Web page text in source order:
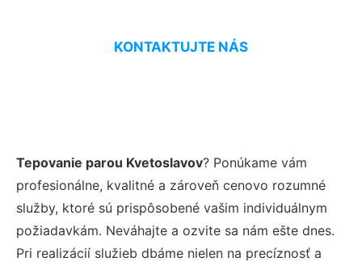
KONTAKTUJTE NÁS
Tepovanie parou Kvetoslavov? Ponúkame vám
profesionálne, kvalitné a zároveň cenovo rozumné
služby, ktoré sú prispôsobené vašim individuálnym
požiadavkám. Neváhajte a ozvite sa nám ešte dnes.
Pri realizácií služieb dbáme nielen na precíznosť a